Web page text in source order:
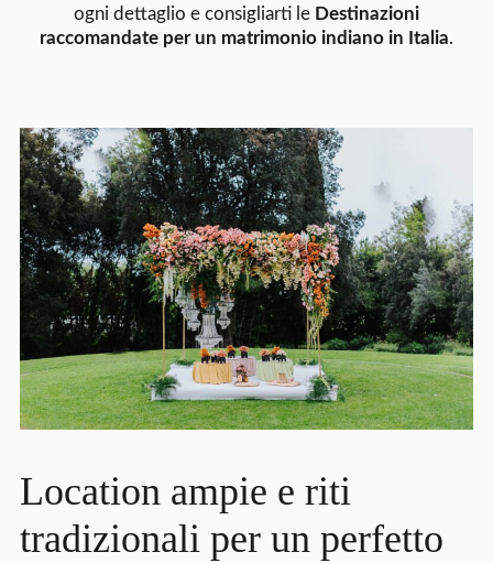
ogni dettaglio e consigliarti le Destinazioni
raccomandate per un matrimonio indiano in Italia.
Location ampie e riti
tradizionali per un perfetto